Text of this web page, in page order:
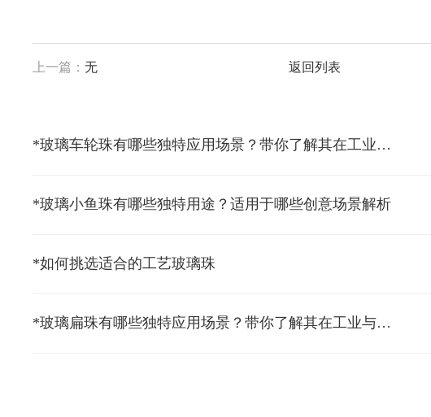
上一篇： 无 返回列表
*玻璃车轮珠有哪些独特应用场景？带你了解其在工业领域的优势
*玻璃小鱼珠有哪些独特用途？适用于哪些创意场景解析
*如何挑选适合的工艺玻璃珠
*玻璃扁珠有哪些独特应用场景？带你了解其在工业与装饰领域的魅力